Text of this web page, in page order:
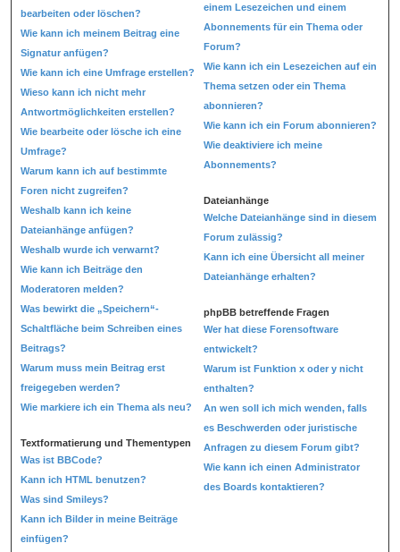
bearbeiten oder löschen?
Wie kann ich meinem Beitrag eine
Signatur anfügen?
Wie kann ich eine Umfrage erstellen?
Wieso kann ich nicht mehr
Antwortmöglichkeiten erstellen?
Wie bearbeite oder lösche ich eine
Umfrage?
Warum kann ich auf bestimmte
Foren nicht zugreifen?
Weshalb kann ich keine
Dateianhänge anfügen?
Weshalb wurde ich verwarnt?
Wie kann ich Beiträge den
Moderatoren melden?
Was bewirkt die „Speichern“-
Schaltfläche beim Schreiben eines
Beitrags?
Warum muss mein Beitrag erst
freigegeben werden?
Wie markiere ich ein Thema als neu?
Textformatierung und Thementypen
Was ist BBCode?
Kann ich HTML benutzen?
Was sind Smileys?
Kann ich Bilder in meine Beiträge
einfügen?
einem Lesezeichen und einem
Abonnements für ein Thema oder
Forum?
Wie kann ich ein Lesezeichen auf ein
Thema setzen oder ein Thema
abonnieren?
Wie kann ich ein Forum abonnieren?
Wie deaktiviere ich meine
Abonnements?
Dateianhänge
Welche Dateianhänge sind in diesem
Forum zulässig?
Kann ich eine Übersicht all meiner
Dateianhänge erhalten?
phpBB betreffende Fragen
Wer hat diese Forensoftware
entwickelt?
Warum ist Funktion x oder y nicht
enthalten?
An wen soll ich mich wenden, falls
es Beschwerden oder juristische
Anfragen zu diesem Forum gibt?
Wie kann ich einen Administrator
des Boards kontaktieren?